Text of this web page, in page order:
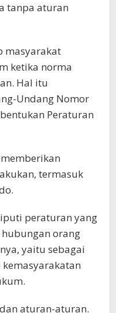
tanpa aturan
masyarakat
ketika norma
Hal itu
Undang Nomor
Peraturan
termasuk
peraturan yang
orang
yaitu sebagai
aturan-aturan.